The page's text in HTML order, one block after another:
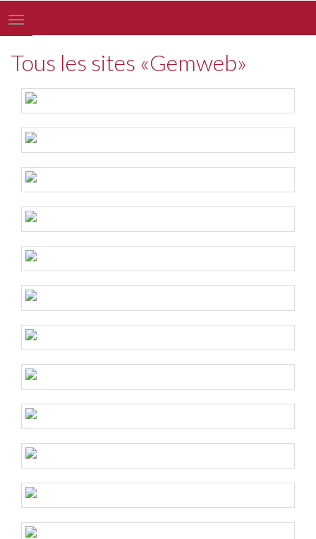
Toggle
navigation
Tous les sites «Gemweb»